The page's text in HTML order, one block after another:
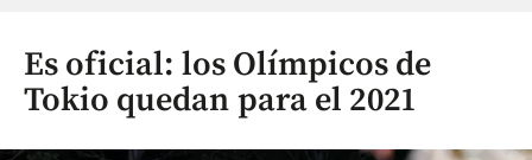
Es oficial: los Olímpicos de
Tokio quedan para el 2021